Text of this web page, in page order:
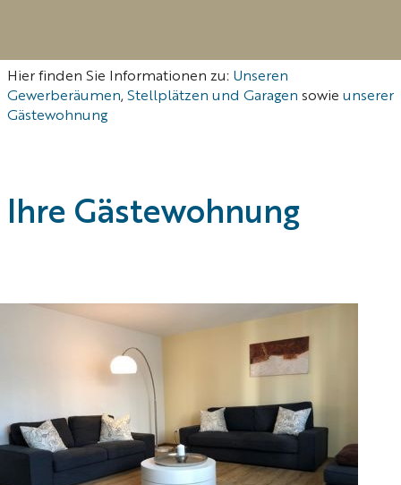
Hier finden Sie Informationen zu: Unseren
Gewerberäumen, Stellplätzen und Garagen sowie unserer
Gästewohnung
Ihre Gäste­wohnung